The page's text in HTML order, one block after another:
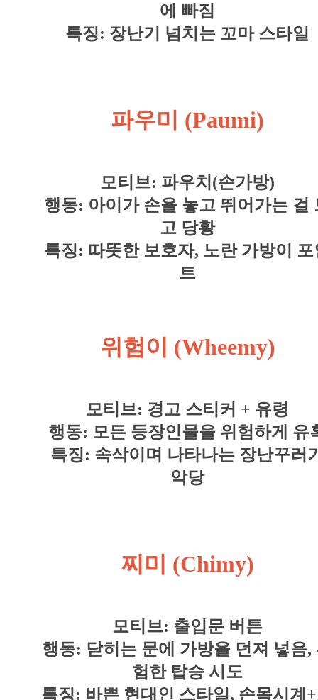
에 빠짐
특징: 장난기 넘치는 꼬마 스타일
파우미 (Paumi)
모티브: 파우치(손가방)
행동: 아이가 손을 놓고 뛰어가는 걸
고 당황
특징: 따뜻한 보호자, 노란 가방이 포
트
위험이 (Wheemy)
모티브: 경고 스티커 + 유령
행동: 모든 등장인물을 위험하게 유
특징: 속삭이며 나타나는 장난꾸러
악당
찌미 (Chimy)
모티브: 출입문 버튼
행동: 닫히는 문에 가방을 던져 넣음,
험한 탑승 시도
특징: 바쁜 현대인 스타일, 손목시계